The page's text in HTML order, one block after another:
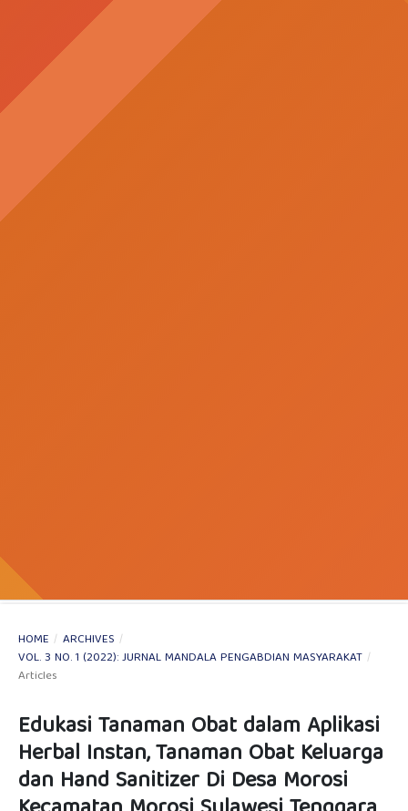
HOME / ARCHIVES /
VOL. 3 NO. 1 (2022): JURNAL MANDALA PENGABDIAN MASYARAKAT /
Articles
Edukasi Tanaman Obat dalam Aplikasi
Herbal Instan, Tanaman Obat Keluarga
dan Hand Sanitizer Di Desa Morosi